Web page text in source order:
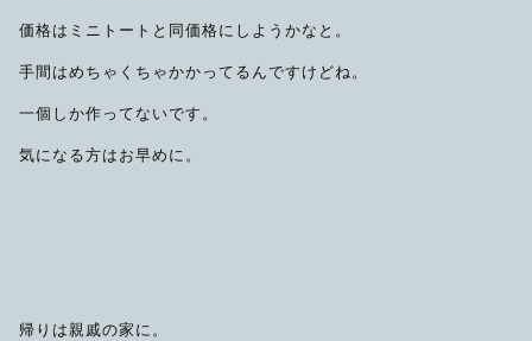
価格はミニトートと同価格にしようかなと。
手間はめちゃくちゃかかってるんですけどね。
一個しか作ってないです。
気になる方はお早めに。
帰りは親戚の家に。